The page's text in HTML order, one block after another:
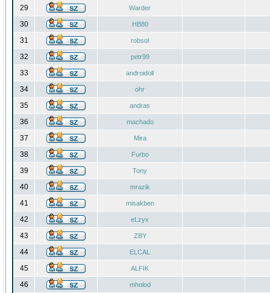
29 Warder
30 HB80
31 robsol
32 petr99
33 androidoll
34 ohr
35 andras
36 machado
37 Mira
38 Furbo
39 Tony
40 mrazik
41 misakben
42 eLzyx
43 ZBY
44 ELCAL
45 ALFIK
46 mholod